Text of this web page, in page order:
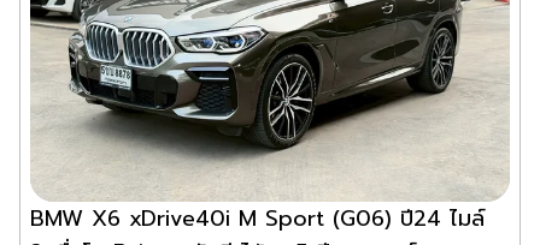
BMW X6 xDrive40i M Sport (G06) ปี24 ไมล์